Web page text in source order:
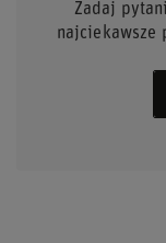
Zadaj
najciekawsze